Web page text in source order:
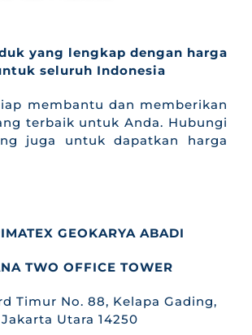
yang lengkap dengan harga
seluruh Indonesia
membantu dan memberikan
terbaik untuk Anda. Hubungi
juga untuk dapatkan harga
GEOKARYA ABADI
TWO OFFICE TOWER
Timur No. 88, Kelapa Gading,
Jakarta Utara 14250